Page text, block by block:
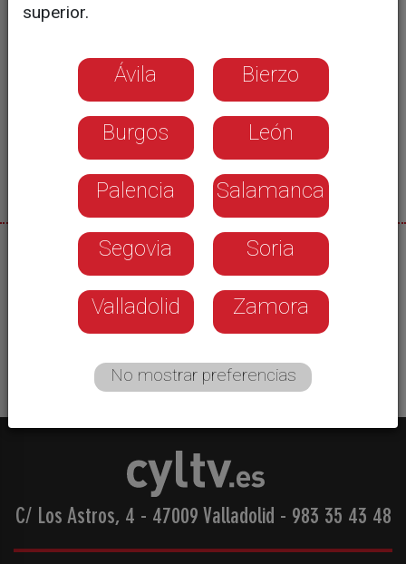
02/07/2026
El incendio de Tardelcuende ha calcinado casi 5
hectáreas de masa arbolada. Informa: Lucas
Tarancón.
C/ Los Astros, 4 - 47009 Valladolid - 983 35 43 48
superior.
Ávila Bierzo
Burgos León
Palencia Salamanca
Segovia Soria
Valladolid Zamora
No mostrar preferencias